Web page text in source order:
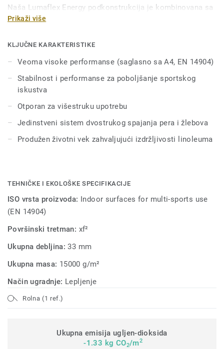
Naša Lumaflex Energy podkonstrukcija je kombinovana sa
Linosport xf² za postizanje visokih sportskih performansi i
višestruke sportove do nivoa takmičenja zahvaljujući
isključivo od breze, koja pruža udobnost i performanse za
poboljšano sportsko iskustvo.
i teška kotrljajuća opterećenja (do 500 kg) zahvaljujući
jedinstvenom sistemu dvostrukog spajanja pera i
događaje (stolovi, stolice, itd...) bez potrebe bilo koje
Prikaži više
KLJUČNE KARAKTERISTIKE
Veoma visoke performanse (saglasno sa A4, EN 14904)
Stabilnost i performanse za poboljšanje sportskog
iskustva
Otporan za višestruku upotrebu
Jedinstveni sistem dvostrukog spajanja pera i žlebova
Produžen životni vek zahvaljujući izdržljivosti linoleuma
TEHNIČKE I EKOLOŠKE SPECIFIKACIJE
ISO vrsta proizvoda: Indoor surfaces for multi-sports use
(EN 14904)
Površinski tretman: xf²
Ukupna debljina:33 mm
Ukupna masa: 15000 g/m²
Način ugradnje: Lepljenje
Rolna (1 ref.)
Ukupna emisija ugljen-dioksida
-1.33 kg CO2/m2